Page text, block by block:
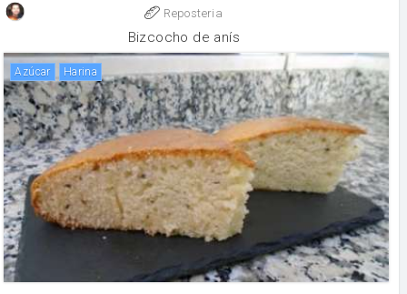
Reposteria
Bizcocho de anís
Azúcar harina